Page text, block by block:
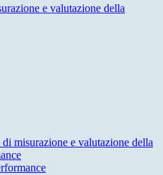
e valutazione della
di misurazione e valutazione della